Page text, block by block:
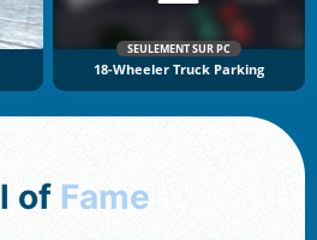
SEULEMENT SUR PC
18-Wheeler Truck Parking
of Fame